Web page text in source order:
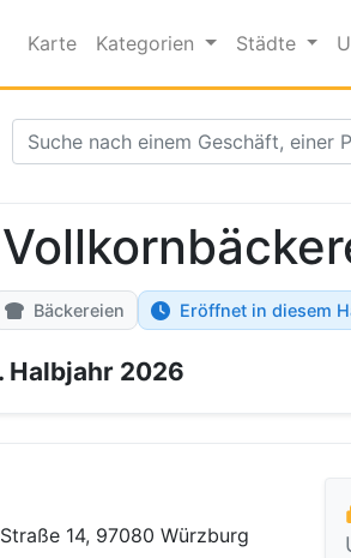
Karte Kategorien Städte
Bäckereien Eröffnet in diesem
Halbjahr 2026
14, 97080 Würzburg